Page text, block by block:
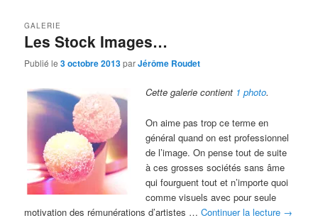
Les Stock Images…
GALERIE
Publié le3 octobre 2013parJérôme Roudet
Cette galerie contient 1 photo.
On aime pas trop ce terme en
général quand on est professionnel
de l’image. On pense tout de suite
à ces grosses sociétés sans âme
qui fourguent tout et n’importe quoi
comme visuels avec pour seule
motivation des rémunérations d’artistes …Continuer la lecture →